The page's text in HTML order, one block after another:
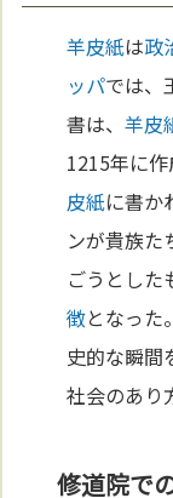
羊皮紙は政
ッパでは、
書は、羊皮
1215年に
皮紙に書か
ンが貴族た
ごうとした
徴となった
史的な瞬間
社会のあり
修道院で